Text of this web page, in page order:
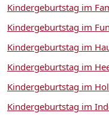
Kindergeburtstag im
Kindergeburtstag im
Kindergeburtstag im
Kindergeburtstag im
Kindergeburtstag im
Kindergeburtstag im